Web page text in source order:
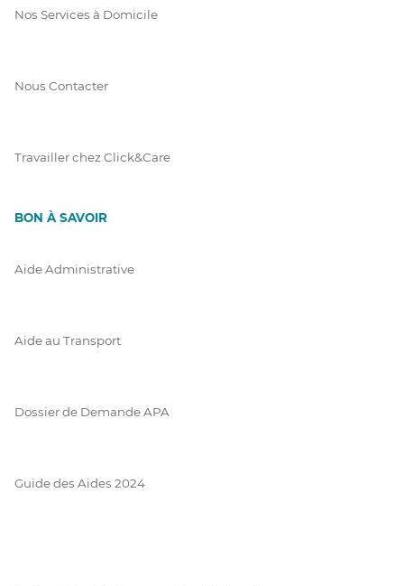
Nos Services à Domicile
Nous Contacter
Travailler chez Click&Care
BON À SAVOIR
Aide Administrative
Aide au Transport
Dossier de Demande APA
Guide des Aides 2024